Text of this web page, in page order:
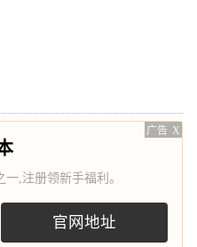
广告 X
,注册领新手福利。
官网地址